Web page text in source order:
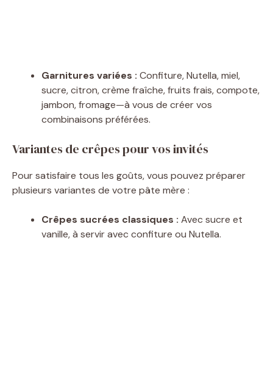
Garnitures variées : Confiture, Nutella, miel,
sucre, citron, crème fraîche, fruits frais, compote,
jambon, fromage—à vous de créer vos
combinaisons préférées.
Variantes de crêpes pour vos invités
Pour satisfaire tous les goûts, vous pouvez préparer
plusieurs variantes de votre pâte mère :
Crêpes sucrées classiques : Avec sucre et
vanille, à servir avec confiture ou Nutella.